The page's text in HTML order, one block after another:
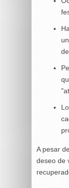
A pesar
deseo de